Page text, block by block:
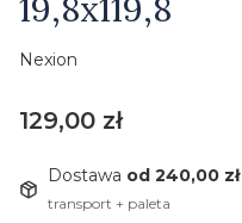
Nexion
Cena
129,00 zł
Dostawa od 240,00 zł
transport + paleta